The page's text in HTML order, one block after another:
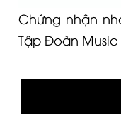
Chứng nhận
Tập Đoàn Music